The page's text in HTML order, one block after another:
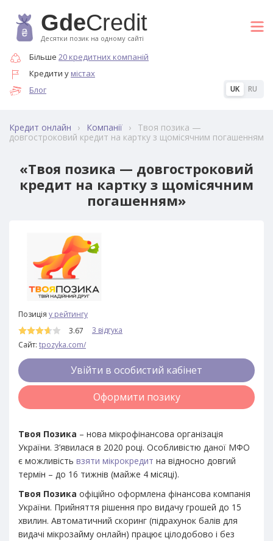
GdeCredit
Десятки позик на одному сайті
Більше 20 кредитних компаній
Кредити у містах
Блог
UK RU
Кредит онлайн › Компанії ›
Твоя позика —
довгостроковий кредит на картку з щомісячним погашенням
«Твоя позика — довгостроковий
кредит на картку з щомісячним
погашенням»
Позиція у рейтингу
3.67
3 відгука
Сайт: tpozyka.com/
Увійти в особистий кабінет
Оформити позику
Твоя Позика – нова мікрофінансова організація
України. З’явилася в 2020 році. Особливістю даної МФО
є можливість взяти мікрокредит на відносно довгий
термін – до 16 тижнів (майже 4 місяці).
Твоя Позика офіційно оформлена фінансова компанія
України. Прийняття рішення про видачу грошей до 15
хвилин. Автоматичний скоринг (підрахунок балів для
видачі мікрозайму онлайн) працює цілодобово і без